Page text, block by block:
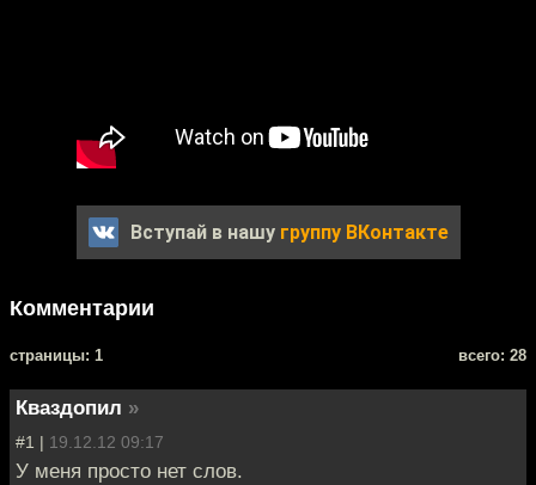
Вступай в нашу группу ВКонтакте
Комментарии
cтраницы: 1 всего: 28
Кваздопил »
#1 | 19.12.12 09:17
У меня просто нет слов.